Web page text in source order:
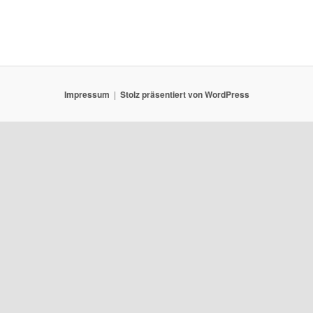
Impressum Stolz präsentiert von WordPress